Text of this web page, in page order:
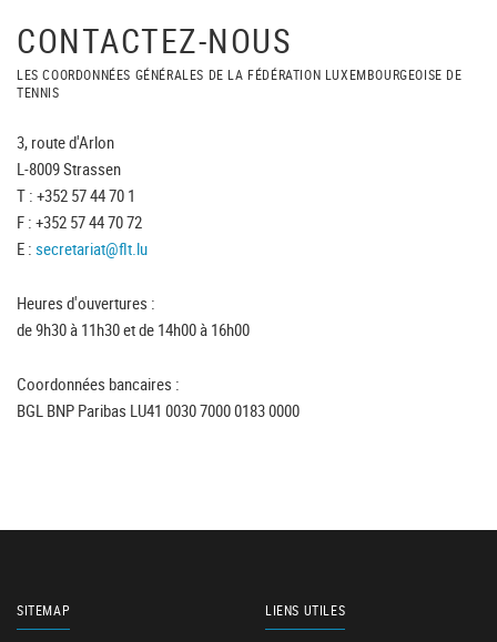
CONTACTEZ-NOUS
LES COORDONNÉES GÉNÉRALES DE LA FÉDÉRATION LUXEMBOURGEOISE DE
TENNIS
3, route d'Arlon
L-8009 Strassen
T : +352 57 44 70 1
F : +352 57 44 70 72
E : secretariat@flt.lu
Heures d'ouvertures :
de 9h30 à 11h30 et de 14h00 à 16h00
Coordonnées bancaires :
BGL BNP Paribas LU41 0030 7000 0183 0000
SITEMAP LIENS UTILES